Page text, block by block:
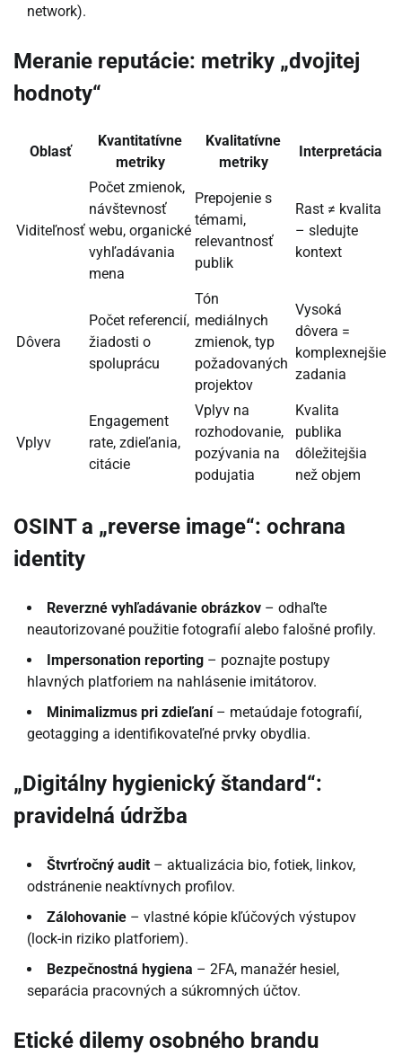
network).
Meranie reputácie: metriky „dvojitej
hodnoty“
Oblasť
Kvantitatívne
metriky
Kvalitatívne
metriky
Interpretácia
Viditeľnosť
Počet zmienok,
návštevnosť
webu, organické
vyhľadávania
mena
Prepojenie s
témami,
relevantnosť
publik
Rast ≠ kvalita
– sledujte
kontext
Dôvera
Počet referencií,
žiadosti o
spoluprácu
Tón
mediálnych
zmienok, typ
požadovaných
projektov
Vysoká
dôvera =
komplexnejšie
zadania
Vplyv
Engagement
rate, zdieľania,
citácie
Vplyv na
rozhodovanie,
pozývania na
podujatia
Kvalita
publika
dôležitejšia
než objem
OSINT a „reverse image“: ochrana
identity
Reverzné vyhľadávanie obrázkov – odhaľte
neautorizované použitie fotografií alebo falošné profily.
Impersonation reporting – poznajte postupy
hlavných platforiem na nahlásenie imitátorov.
Minimalizmus pri zdieľaní– metaúdaje fotografií,
geotagging a identifikovateľné prvky obydlia.
„Digitálny hygienický štandard“:
pravidelná údržba
Štvrťročný audit – aktualizácia bio, fotiek, linkov,
odstránenie neaktívnych profilov.
Zálohovanie – vlastné kópie kľúčových výstupov
(lock-in riziko platforiem).
Bezpečnostná hygiena – 2FA, manažér hesiel,
separácia pracovných a súkromných účtov.
Etické dilemy osobného brandu